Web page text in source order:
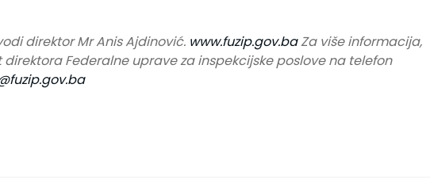
direktor Mr Anis Ajdinović. www.fuzip.gov.ba Za više informacija,
Federalne uprave za inspekcijske poslove na telefon